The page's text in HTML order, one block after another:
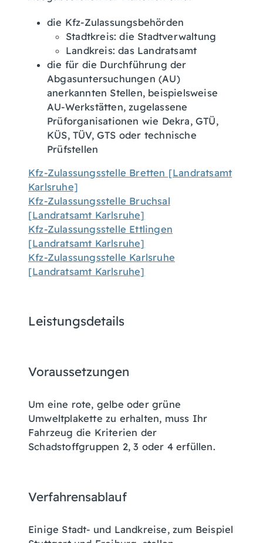
die Kfz-Zulassungsbehörden
Stadtkreis: die Stadtverwaltung
Landkreis: das Landratsamt
die für die Durchführung der
Abgasuntersuchungen (AU)
anerkannten Stellen, beispielsweise
AU-Werkstätten, zugelassene
Prüforganisationen wie Dekra, GTÜ,
KÜS, TÜV, GTS oder technische
Prüfstellen
Kfz-Zulassungsstelle Bretten [Landratsamt
Karlsruhe]
Kfz-Zulassungsstelle Bruchsal
[Landratsamt Karlsruhe]
Kfz-Zulassungsstelle Ettlingen
[Landratsamt Karlsruhe]
Kfz-Zulassungsstelle Karlsruhe
[Landratsamt Karlsruhe]
Leistungsdetails
Voraussetzungen
Um eine rote, gelbe oder grüne
Umweltplakette zu erhalten, muss Ihr
Fahrzeug die Kriterien der
Schadstoffgruppen 2, 3 oder 4 erfüllen.
Verfahrensablauf
Einige Stadt- und Landkreise, zum Beispiel